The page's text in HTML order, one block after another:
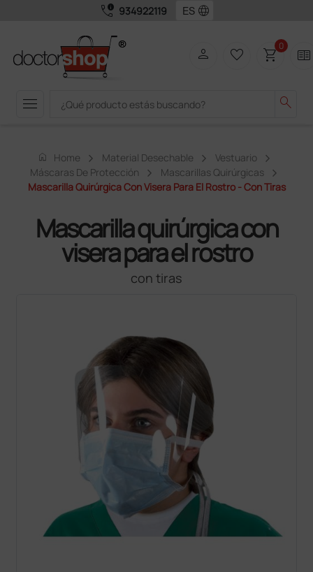
call_quality 934922119 language
menu search
person favorite_border shopping_cart0 two_pager
home Home Material Desechable
Vestuario
Máscaras De Protección
Mascarillas Quirúrgicas
Mascarilla Quirúrgica Con Visera Para El Rostro - Con Tiras
Mascarilla quirúrgica con
visera para el rostro
con tiras